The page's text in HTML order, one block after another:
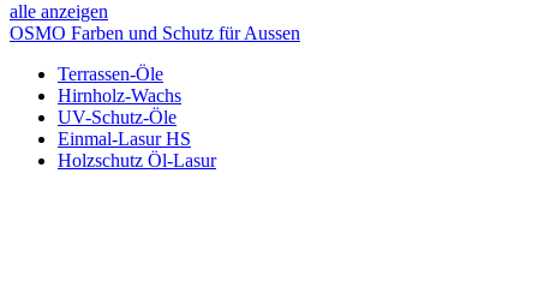
alle anzeigen
OSMO Farben und Schutz für Aussen
Terrassen-Öle
Hirnholz-Wachs
UV-Schutz-Öle
Einmal-Lasur HS
Holzschutz Öl-Lasur